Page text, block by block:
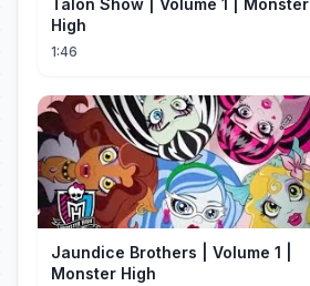
Talon Show | Volume 1 | Monster
High
1:46
Jaundice Brothers | Volume 1 |
Monster High